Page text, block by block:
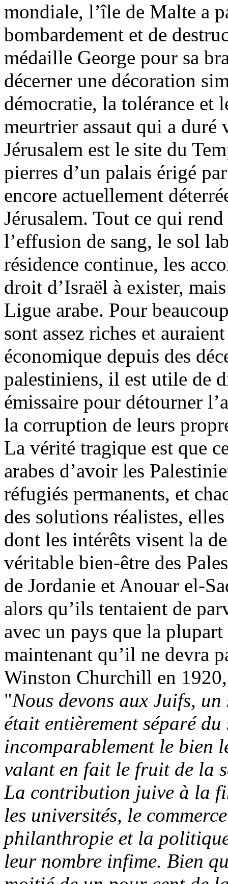
mondiale, l’île de Malte a
bombardement et de
médaille George pour sa
décerner une décoration
démocratie, la tolérance et
meurtrier assaut qui a
Jérusalem est le site du
pierres d’un palais érigé
encore actuellement
Jérusalem. Tout ce qui
l’effusion de sang, le sol
résidence continue, les
droit d’Israël à exister,
Ligue arabe. Pour
sont assez riches et
économique depuis des
palestiniens, il est utile de
émissaire pour détourner
la corruption de leurs
La vérité tragique est que
arabes d’avoir les
réfugiés permanents, et
des solutions réalistes,
dont les intérêts visent la
véritable bien-être des
de Jordanie et Anouar el-
alors qu’ils tentaient de
avec un pays que la plupart
maintenant qu’il ne devra
Winston Churchill en
"Nous devons aux Juifs, un
était entièrement séparé
incomparablement le bien
valant en fait le fruit de la
La contribution juive à la
les universités, le
philanthropie et la
leur nombre infime. Bien